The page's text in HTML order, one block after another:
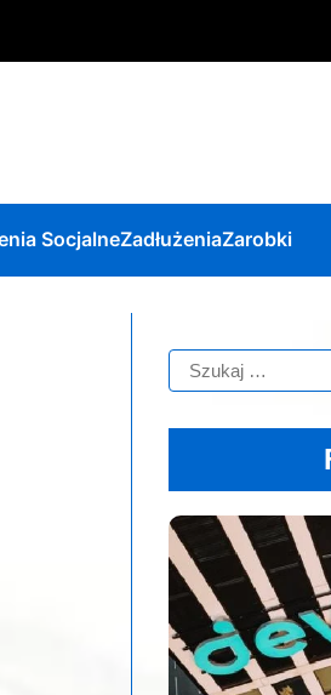
SocjalneZadłużeniaZarobki